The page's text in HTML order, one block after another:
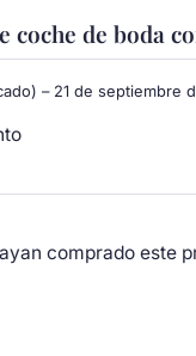
coche de boda
– 21 de septiembre
comprado este